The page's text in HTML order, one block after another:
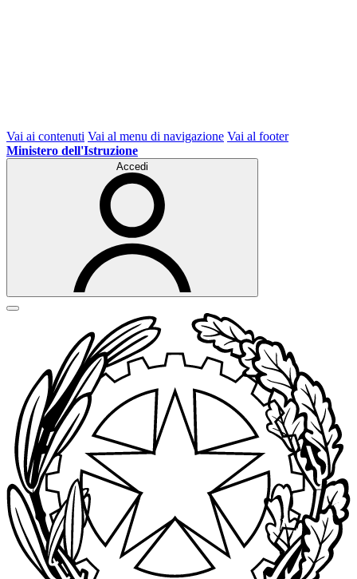
Vai ai contenuti Vai al menu di navigazione Vai al footer
Ministero dell'Istruzione
Accedi